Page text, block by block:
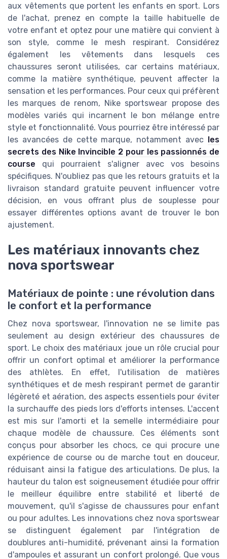
aux vêtements que portent les enfants en sport. Lors
de l'achat, prenez en compte la taille habituelle de
votre enfant et optez pour une matière qui convient à
son style, comme le mesh respirant. Considérez
également les vêtements dans lesquels ces
chaussures seront utilisées, car certains matériaux,
comme la matière synthétique, peuvent affecter la
sensation et les performances. Pour ceux qui préfèrent
les marques de renom, Nike sportswear propose des
modèles variés qui incarnent le bon mélange entre
style et fonctionnalité. Vous pourriez être intéressé par
les avancées de cette marque, notamment avec les
secrets des Nike Invincible 2 pour les passionnés de
course qui pourraient s'aligner avec vos besoins
spécifiques. N'oubliez pas que les retours gratuits et la
livraison standard gratuite peuvent influencer votre
décision, en vous offrant plus de souplesse pour
essayer différentes options avant de trouver le bon
ajustement.
Les matériaux innovants chez
nova sportswear
Matériaux de pointe : une révolution dans
le confort et la performance
Chez nova sportswear, l'innovation ne se limite pas
seulement au design extérieur des chaussures de
sport. Le choix des matériaux joue un rôle crucial pour
offrir un confort optimal et améliorer la performance
des athlètes. En effet, l'utilisation de matières
synthétiques et de mesh respirant permet de garantir
légèreté et aération, des aspects essentiels pour éviter
la surchauffe des pieds lors d'efforts intenses. L'accent
est mis sur l'amorti et la semelle intermédiaire pour
chaque modèle de chaussure. Ces éléments sont
conçus pour absorber les chocs, ce qui procure une
expérience de course ou de marche tout en douceur,
réduisant ainsi la fatigue des articulations. De plus, la
hauteur du talon est soigneusement étudiée pour offrir
le meilleur équilibre entre stabilité et liberté de
mouvement, qu'il s'agisse de chaussures pour enfant
ou pour adultes. Les innovations chez nova sportswear
se distinguent également par l'intégration de
doublures anti-humidité, prévenant ainsi la formation
d'ampoules et assurant un confort prolongé. Que vous